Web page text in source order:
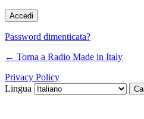
Password dimenticata?
← Torna a Radio Made in Italy
Privacy Policy
Lingua